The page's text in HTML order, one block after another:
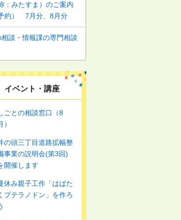
：みたすま）のご案内
予約） 7月分、8月分
談・情報課の専門相談
イベント・講座
ごとの相談窓口（8
）
の頭三丁目道路拡幅整
事業の説明会(第3回)
開催します
休み親子工作「はばた
プテラノドン」を作ろ